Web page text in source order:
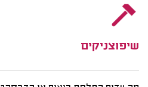
שיפוצניקים